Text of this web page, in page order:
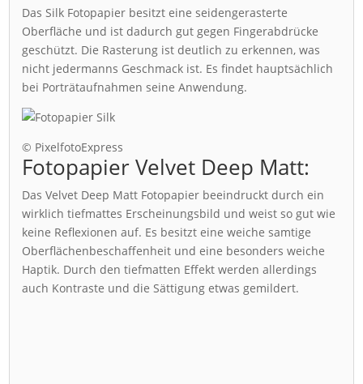
Das Silk Fotopapier besitzt eine seidengerasterte
Oberfläche und ist dadurch gut gegen Fingerabdrücke
geschützt. Die Rasterung ist deutlich zu erkennen, was
nicht jedermanns Geschmack ist. Es findet hauptsächlich
bei Porträtaufnahmen seine Anwendung.
© PixelfotoExpress
Fotopapier Velvet Deep Matt:
Das Velvet Deep Matt Fotopapier beeindruckt durch ein
wirklich tiefmattes Erscheinungsbild und weist so gut wie
keine Reflexionen auf. Es besitzt eine weiche samtige
Oberflächenbeschaffenheit und eine besonders weiche
Haptik. Durch den tiefmatten Effekt werden allerdings
auch Kontraste und die Sättigung etwas gemildert.